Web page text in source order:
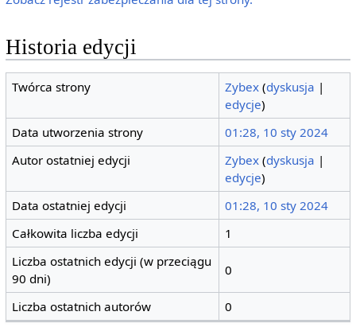
Historia edycji
Twórca strony Zybex (dyskusja |
edycje)
Data utworzenia strony
01:28, 10 sty 2024
Autor ostatniej edycji
Zybex (dyskusja |
edycje)
Data ostatniej edycji
01:28, 10 sty 2024
Całkowita liczba edycji
1
Liczba ostatnich edycji (w przeciągu
90 dni)
0
Liczba ostatnich autorów 0